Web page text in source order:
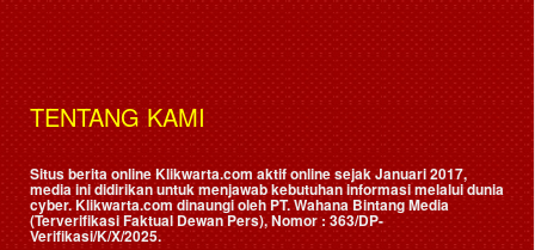
TENTANG KAMI
Situs berita online Klikwarta.com aktif online sejak Januari 2017,
media ini didirikan untuk menjawab kebutuhan informasi melalui dunia
cyber. Klikwarta.com dinaungi oleh PT. Wahana Bintang Media
(Terverifikasi Faktual Dewan Pers), Nomor : 363/DP-
Verifikasi/K/X/2025.